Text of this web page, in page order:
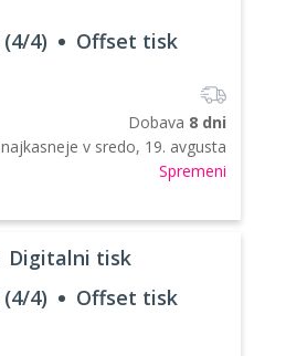
4) Offset tisk
Dobava 8 dni
najkasneje v sredo, 19. avgusta
Spremeni
Digitalni tisk
4) Offset tisk